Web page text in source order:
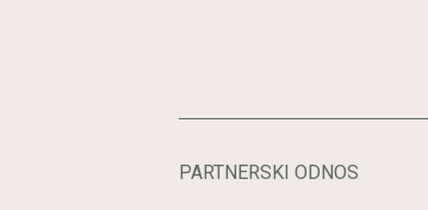
PARTNERSKI ODNOS